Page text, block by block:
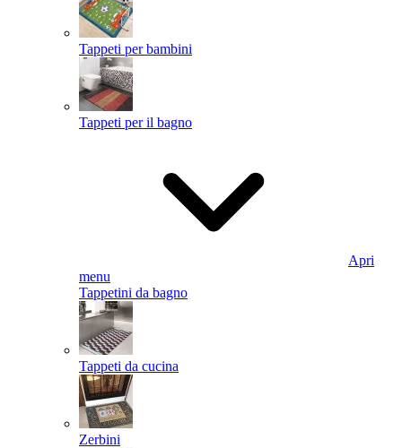
Tappeti per bambini
Tappeti per il bagno
Apri
menu
Tappetini da bagno
Tappeti da cucina
Zerbini